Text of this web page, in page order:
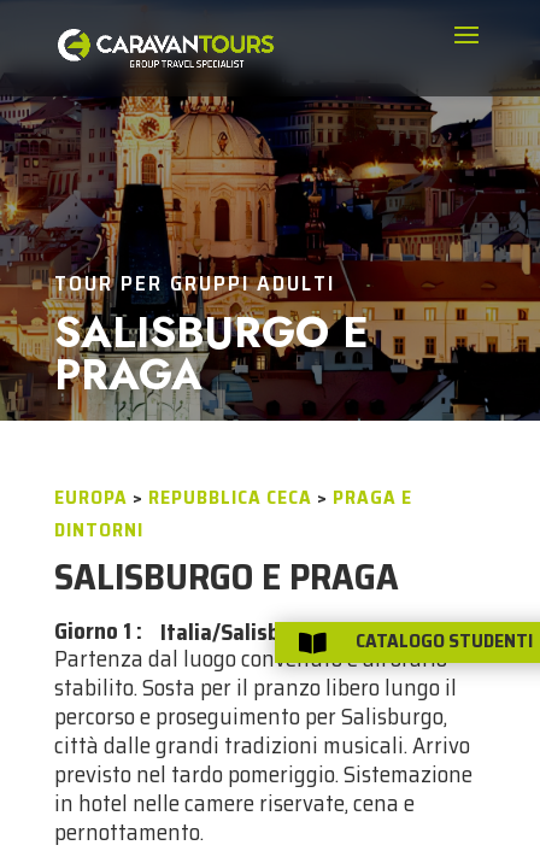
TOUR PER GRUPPI ADULTI
SALISBURGO E
PRAGA
EUROPA > REPUBBLICA CECA > PRAGA E
DINTORNI
SALISBURGO E PRAGA
Giorno 1 : Italia/Salisburgo
Partenza dal luogo convenuto e all’orario
stabilito. Sosta per il pranzo libero lungo il
percorso e proseguimento per Salisburgo,
città dalle grandi tradizioni musicali. Arrivo
previsto nel tardo pomeriggio. Sistemazione
in hotel nelle camere riservate, cena e
pernottamento.
 CATALOGO STUDENTI